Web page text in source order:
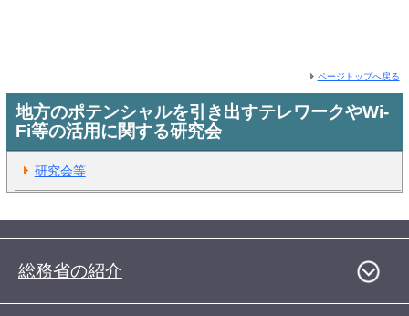
ページトップへ戻る
地方のポテンシャルを引き出すテレワークやWi-
Fi等の活用に関する研究会
研究会等
総務省の紹介